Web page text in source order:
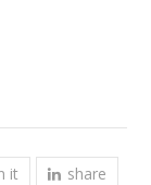
it share